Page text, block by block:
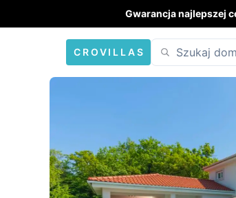
Gwarancja najlepszej
CROVILLAS